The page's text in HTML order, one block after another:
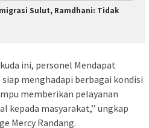
Sulut, Ramdhani: Tidak
ini, personel Mendapat
menghadapi berbagai kondisi
memberikan pelayanan
kepada masyarakat,’’ ungkap
Mercy Randang.